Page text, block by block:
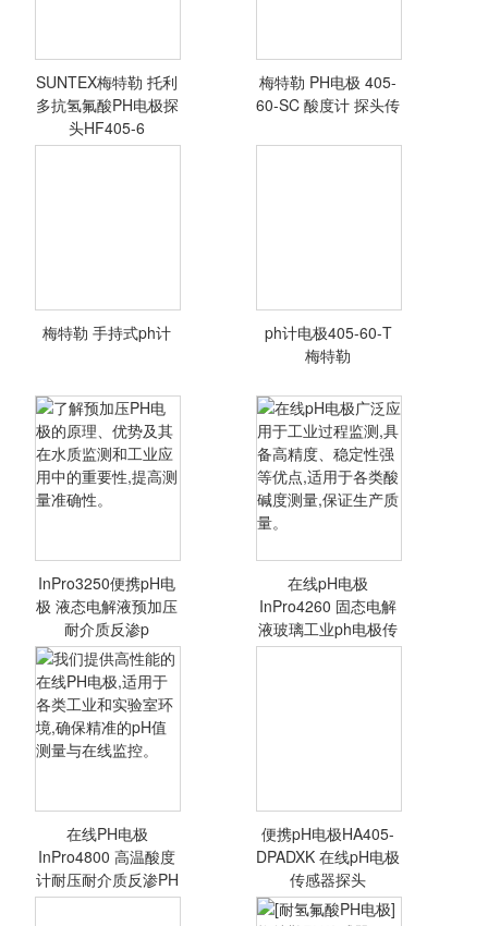
<查看详情> <查看详情>
<查看详情>
SUNTEX梅特勒 托利
多抗氢氟酸PH电极探
头HF405-6
<查看详情>
梅特勒 PH电极 405-
60-SC 酸度计 探头传
<查看详情>
梅特勒 手持式ph计
<查看详情>
ph计电极405-60-T
梅特勒
了解预加压PH电
极的原理、优势及
其在水质监测和工
性。
<查看详情>
InPro3250便携pH电
极 液态电解液预加压
耐介质反渗p
测量,保证生产质
量。
<查看详情>
在线pH电极
InPro4260 固态电解
液玻璃工业ph电极传
在线PH电极
InPro4800 高温酸度
计耐压耐介质反渗PH
便携pH电极HA405-
DPADXK 在线pH电极
传感器探头